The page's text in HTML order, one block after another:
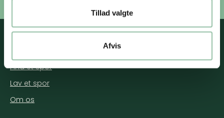
Tillad valgte
Afvis
Find et spor
Lav et spor
Om os